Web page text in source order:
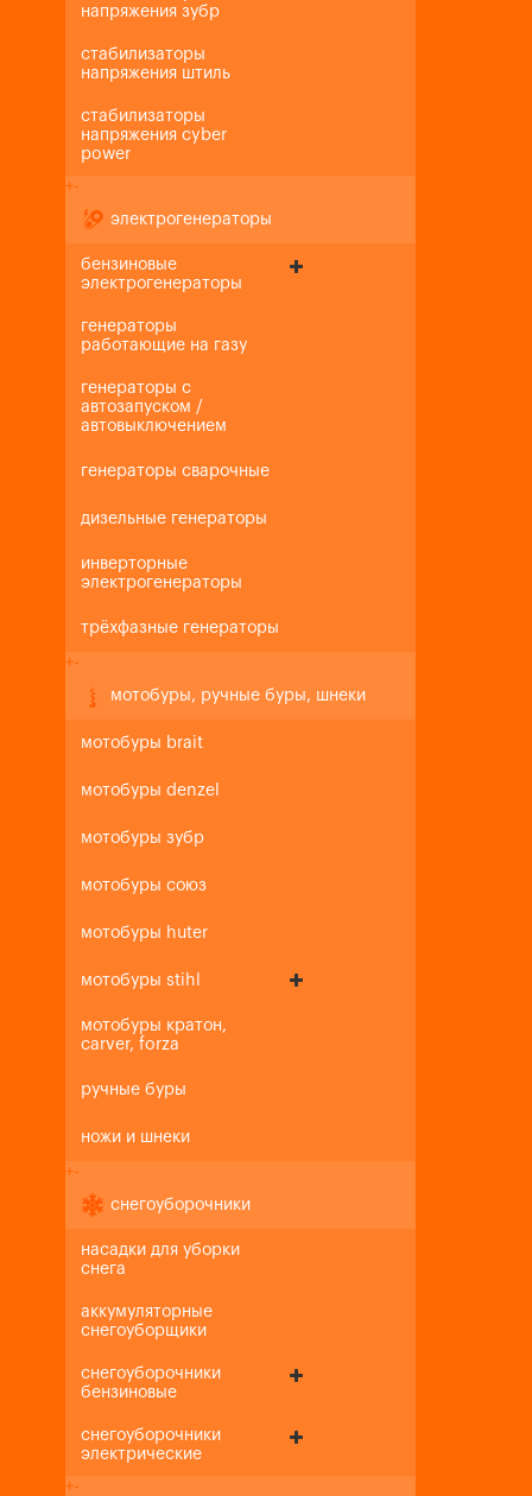
напряжения зубр
стабилизаторы
напряжения штиль
стабилизаторы
напряжения cyber
power
+-
электрогенераторы
бензиновые
электрогенераторы
генераторы
работающие на газу
генераторы с
автозапуском /
автовыключением
генераторы сварочные
дизельные генераторы
инверторные
электрогенераторы
трёхфазные генераторы
+-
мотобуры, ручные буры, шнеки
мотобуры brait
мотобуры denzel
мотобуры зубр
мотобуры союз
мотобуры huter
мотобуры stihl
мотобуры кратон,
carver, forza
ручные буры
ножи и шнеки
+-
снегоуборочники
насадки для уборки
снега
аккумуляторные
снегоуборщики
снегоуборочники
бензиновые
снегоуборочники
электрические
+-